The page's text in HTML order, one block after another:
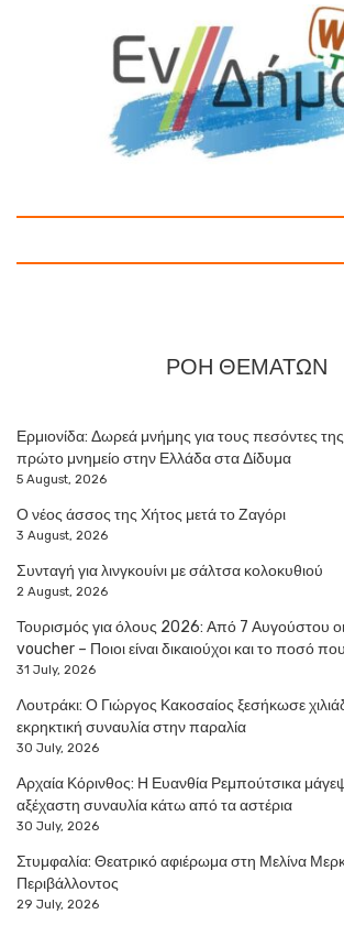
ΡΟΗ ΘΕΜΑΤΩΝ
Ερμιονίδα: Δωρεά μνήμης για τους πεσόντες
πρώτο μνημείο στην Ελλάδα στα Δίδυμα
5 August, 2026
Ο νέος άσσος της Χήτος μετά το Ζαγόρι
3 August, 2026
Συνταγή για λινγκουίνι με σάλτσα κολοκυθιού
2 August, 2026
Τουρισμός για όλους 2026: Από 7 Αυγούστου οι
voucher – Ποιοι είναι δικαιούχοι και το ποσό
31 July, 2026
Λουτράκι: Ο Γιώργος Κακοσαίος ξεσήκωσε
εκρηκτική συναυλία στην παραλία
30 July, 2026
Αρχαία Κόρινθος: Η Ευανθία Ρεμπούτσικα
αξέχαστη συναυλία κάτω από τα αστέρια
30 July, 2026
Στυμφαλία: Θεατρικό αφιέρωμα στη Μελίνα
Περιβάλλοντος
29 July, 2026